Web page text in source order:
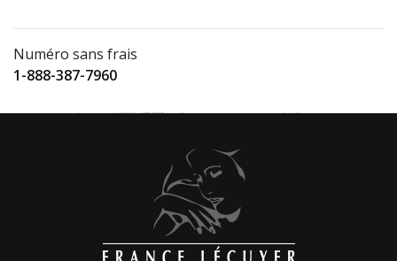
Numéro sans frais
1-888-387-7960